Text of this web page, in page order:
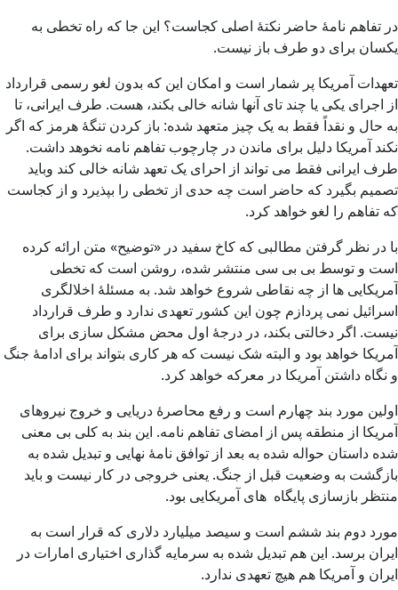
در تفاهم نامۀ حاضر نکتۀ اصلی کجاست؟ این جا که راه تخطی به
یکسان برای دو طرف باز نیست.
تعهدات آمریکا پر شمار است و امکان این که بدون لغو رسمی قرارداد
از اجرای یکی یا چند تای آنها شانه خالی بکند، هست. طرف ایرانی، تا
به حال و نقداً فقط به یک چیز متعهد شده: باز کردن تنگۀ هرمز که اگر
نکند آمریکا دلیل برای ماندن در چارچوب تفاهم نامه نخوهد داشت.
طرف ایرانی فقط می تواند از احرای یک تعهد شانه خالی کند وباید
تصمیم بگیرد که حاضر است چه حدی از تخطی را بپذیرد و از کجاست
که تفاهم را لغو خواهد کرد.
با در نظر گرفتن مطالبی که کاخ سفید در «توضیح» متن ارائه کرده
است و توسط بی بی سی منتشر شده، روشن است که تخطی
آمریکایی ها از چه نقاطی شروع خواهد شد. به مسئلۀ اخلالگری
اسرائیل نمی پردازم چون این کشور تعهدی ندارد و طرف قرارداد
نیست. اگر دخالتی بکند، در درجۀ اول محض مشکل سازی برای
آمریکا خواهد بود و البته شک نیست که هر کاری بتواند برای ادامۀ جنگ
و نگاه داشتن آمریکا در معرکه خواهد کرد.
اولین مورد بند چهارم است و رفع محاصرۀ دریایی و خروج نیروهای
آمریکا از منطقه پس از امضای تفاهم نامه. این بند به کلی بی معنی
شده داستان حواله شده به بعد از توافق نامۀ نهایی و تبدیل شده به
بازگشت به وضعیت قبل از جنگ. یعنی خروجی در کار نیست و باید
منتظر بازسازی پایگاه های آمریکایی بود.
مورد دوم بند ششم است و سیصد میلیارد دلاری که قرار است به
ایران برسد. این هم تبدیل شده به سرمایه گذاری اختیاری امارات در
ایران و آمریکا هم هیچ تعهدی ندارد.